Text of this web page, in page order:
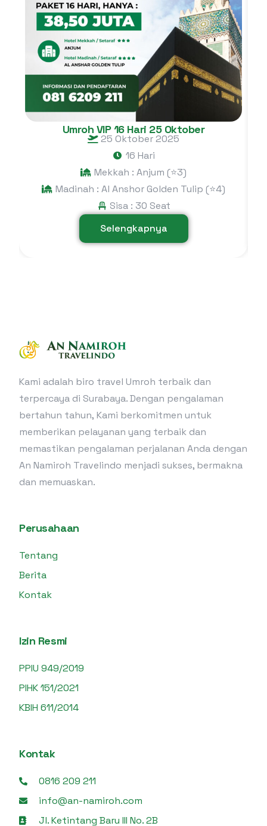
Umroh VIP 16 Hari 25 Oktober
25 Oktober 2025
16 Hari
Mekkah : Anjum (⭐3)
Madinah : Al Anshor Golden Tulip (⭐4)
Sisa : 30 Seat
Selengkapnya
Kami adalah biro travel Umroh terbaik dan
terpercaya di Surabaya. Dengan pengalaman
bertahun tahun, Kami berkomitmen untuk
memberikan pelayanan yang terbaik dan
memastikan pengalaman perjalanan Anda dengan
An Namiroh Travelindo menjadi sukses, bermakna
dan memuaskan.
Perusahaan
Tentang
Berita
Kontak
Izin Resmi
PPIU 949/2019
PIHK 151/2021
KBIH 611/2014
Kontak
0816 209 211
info@an-namiroh.com
Jl. Ketintang Baru III No. 2B